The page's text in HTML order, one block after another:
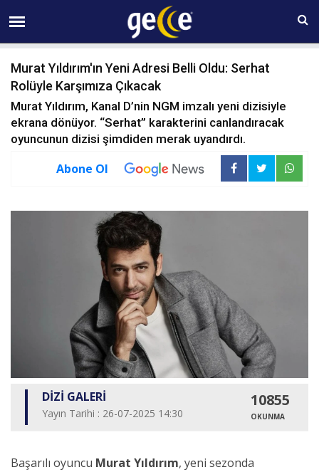
08 AĞUSTOS Cumartesi 10:05
Murat Yıldırım'ın Yeni Adresi Belli Oldu: Serhat
Rolüyle Karşımıza Çıkacak
Murat Yıldırım, Kanal D’nin NGM imzalı yeni dizisiyle
ekrana dönüyor. “Serhat” karakterini canlandıracak
oyuncunun dizisi şimdiden merak uyandırdı.
Abone Ol
DİZİ GALERİ
Yayın Tarihi : 26-07-2025 14:30
10855
OKUNMA
Başarılı oyuncu Murat Yıldırım, yeni sezonda